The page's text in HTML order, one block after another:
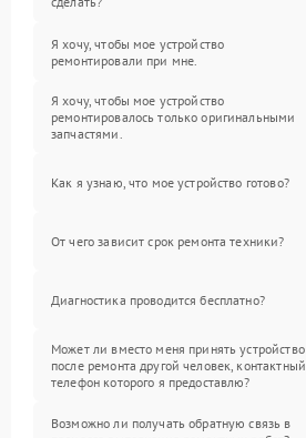
Я хочу, чтобы мое устройство
ремонтировали при мне.
Я хочу, чтобы мое устройство
ремонтировалось только оригинальными
запчастями.
Как я узнаю, что мое устройство готово?
От чего зависит срок ремонта техники?
Диагностика проводится бесплатно?
Может ли вместо меня принять устройство
после ремонта другой человек, контактный
телефон которого я предоставлю?
Возможно ли получать обратную связь в